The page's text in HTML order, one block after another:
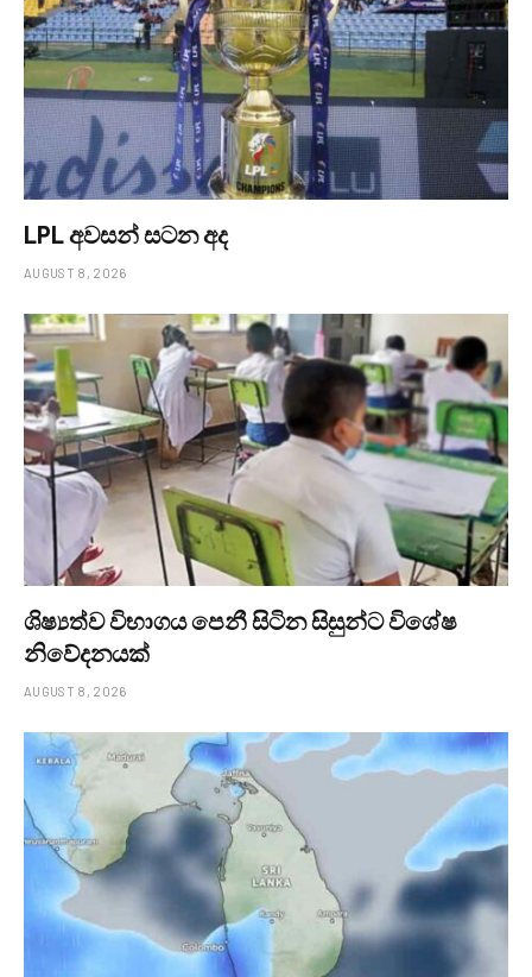
LPL අවසන් සටන අද
AUGUST 8, 2026
ශිෂ්‍යත්ව විභාගය පෙනී සිටින සිසුන්ට විශේෂ
නිවේදනයක්
AUGUST 8, 2026